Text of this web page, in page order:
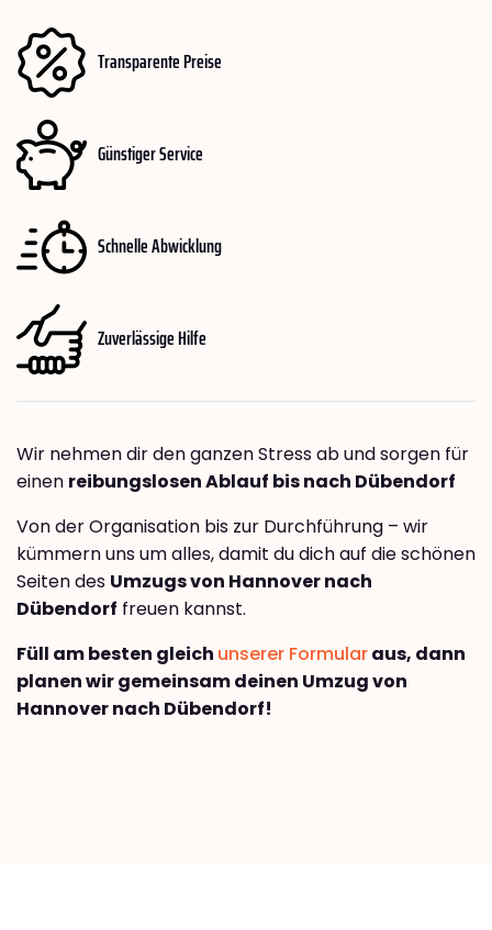
Transparente Preise
Günstiger Service
Schnelle Abwicklung
Zuverlässige Hilfe
Wir nehmen dir den ganzen Stress ab und sorgen für
einen reibungslosen Ablauf bis nach Dübendorf
Von der Organisation bis zur Durchführung – wir
kümmern uns um alles, damit du dich auf die schönen
Seiten des Umzugs von Hannover nach
Dübendorf freuen kannst.
Füll am besten gleich unserer Formularaus, dann
planen wir gemeinsam deinen Umzug von
Hannover nach Dübendorf!